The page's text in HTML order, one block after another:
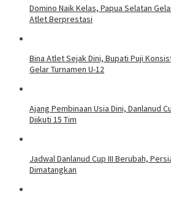
Domino Naik Kelas, Papua Selatan
Atlet Berprestasi
Bina Atlet Sejak Dini, Bupati Puji
Gelar Turnamen U-12
Ajang Pembinaan Usia Dini, Danlanud
Diikuti 15 Tim
Jadwal Danlanud Cup III Berubah,
Dimatangkan